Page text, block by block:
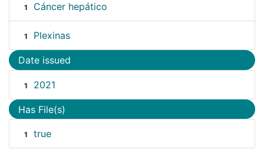
1 Cáncer hepático
1 Plexinas
Date issued
1 2021
Has File(s)
1 true